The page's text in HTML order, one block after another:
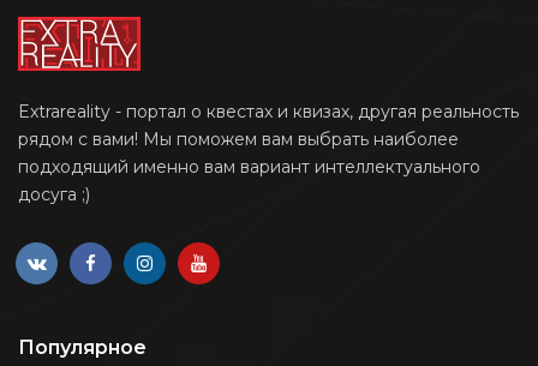
Extrareality - портал о квестах и квизах, другая реальность
рядом с вами! Мы поможем вам выбрать наиболее
подходящий именно вам вариант интеллектуального
досуга ;)
Популярное